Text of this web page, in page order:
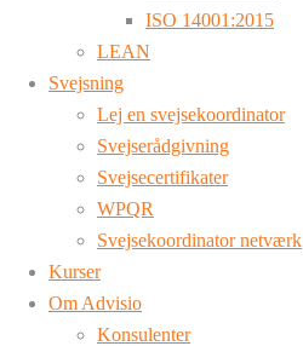
ISO 14001:2015
LEAN
Svejsning
Lej en svejsekoordinator
Svejserådgivning
Svejsecertifikater
WPQR
Svejsekoordinator netværk
Kurser
Om Advisio
Konsulenter